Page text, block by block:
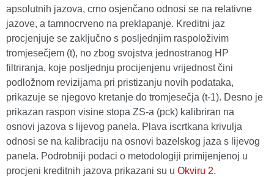
apsolutnih jazova, crno osjenčano odnosi se na relativne
jazove, a tamnocrveno na preklapanje. Kreditni jaz
procjenjuje se zaključno s posljednjim raspoloživim
tromjesečjem (t), no zbog svojstva jednostranog HP
filtriranja, koje posljednju procijenjenu vrijednost čini
podložnom revizijama pri pristizanju novih podataka,
prikazuje se njegovo kretanje do tromjesečja (t-1). Desno je
prikazan raspon visine stopa ZS-a (pck) kalibriran na
osnovi jazova s lijevog panela. Plava iscrtkana krivulja
odnosi se na kalibraciju na osnovi bazelskog jaza s lijevog
panela. Podrobniji podaci o metodologiji primijenjenoj u
procjeni kreditnih jazova prikazani su u Okviru 2.